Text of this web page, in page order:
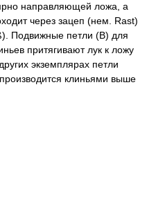
направляющей ложа, а
через зацеп (нем. Rast)
Подвижные петли (В) для
притягивают лук к ложу
экземплярах петли
клиньями выше